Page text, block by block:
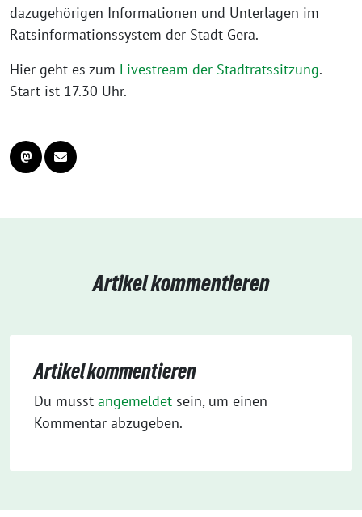
dazugehörigen Informationen und Unterlagen im
Ratsinformationssystem der Stadt Gera.
Hier geht es zum Livestream der Stadtratssitzung.
Start ist 17.30 Uhr.
Artikel kommentieren
Artikel kommentieren
Du musst angemeldet sein, um einen
Kommentar abzugeben.